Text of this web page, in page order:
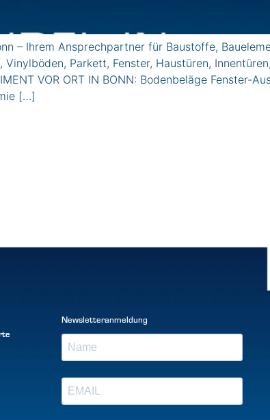
– Ihrem Ansprechpartner für Baustoffe,
Parkett, Fenster, Haustüren, Innentüren,
VOR ORT IN BONN: Bodenbeläge Fenster-
[…]
Newsletteranmeldung